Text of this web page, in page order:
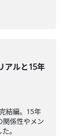
ルと15年
結編。15年
関係性やメン
。